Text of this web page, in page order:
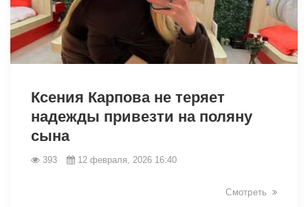
31365
Ксения Карпова не теряет
надежды привезти на поляну
сына
393 12 февраля, 2026 16:40
Смотреть